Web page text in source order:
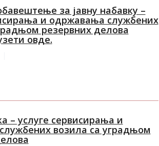
за јавну набавку –
и одржавања службених
резервних делова
овде.
– услуге сервисирања и
возила са уградњом